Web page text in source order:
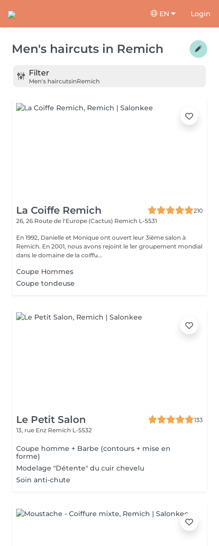
EN Login
Men's haircuts in Remich
Filter
Men's haircutsinRemich
La Coiffe Remich
210
26, 26 Route de l'Europe (Cactus) Remich L-5531
En 1992, Danielle et Monique ont ouvert leur 3ième salon à
Remich. En 2001, nous avons rejoint le 1er groupement mondial
dans le domaine de la coiffu...
Coupe Hommes
Coupe tondeuse
Le Petit Salon
133
13, rue Enz Remich L-5532
Coupe homme + Barbe (contours + mise en
forme)
Modelage "Détente" du cuir chevelu
Soin anti-chute